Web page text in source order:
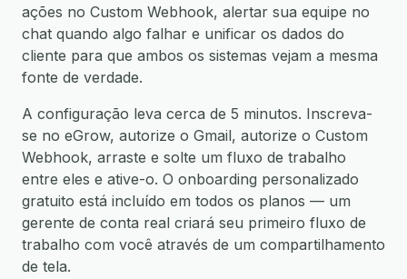
ações no Custom Webhook, alertar sua equipe no
chat quando algo falhar e unificar os dados do
cliente para que ambos os sistemas vejam a mesma
fonte de verdade.
A configuração leva cerca de 5 minutos. Inscreva-
se no eGrow, autorize o Gmail, autorize o Custom
Webhook, arraste e solte um fluxo de trabalho
entre eles e ative-o. O onboarding personalizado
gratuito está incluído em todos os planos — um
gerente de conta real criará seu primeiro fluxo de
trabalho com você através de um compartilhamento
de tela.